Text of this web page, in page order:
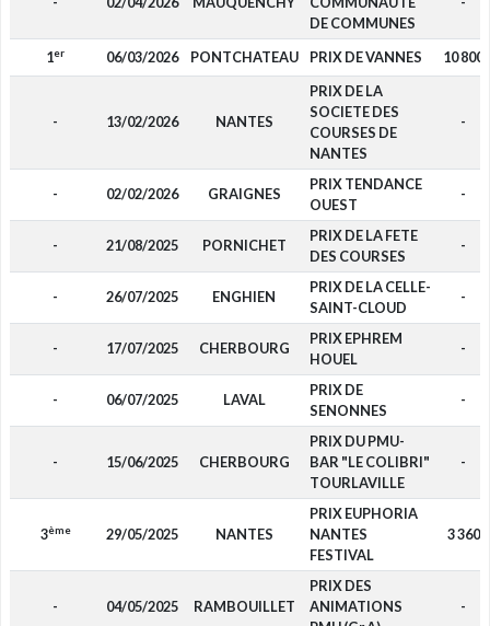
DE COMMUNES
1er 06/03/2026 PONTCHATEAU PRIX DE VANNES 10 800
- 13/02/2026 NANTES
PRIX DE LA
SOCIETE DES
COURSES DE
NANTES
-
- 02/02/2026 GRAIGNES
PRIX TENDANCE
OUEST
-
- 21/08/2025 PORNICHET
PRIX DE LA FETE
DES COURSES
-
- 26/07/2025 ENGHIEN
PRIX DE LA CELLE-
SAINT-CLOUD
-
- 17/07/2025 CHERBOURG
PRIX EPHREM
HOUEL
-
- 06/07/2025 LAVAL
PRIX DE
SENONNES
-
- 15/06/2025 CHERBOURG
PRIX DU PMU-
BAR "LE COLIBRI"
TOURLAVILLE
-
3ème 29/05/2025 NANTES
PRIX EUPHORIA
NANTES
FESTIVAL
3 360
- 04/05/2025 RAMBOUILLET
PRIX DES
ANIMATIONS
-